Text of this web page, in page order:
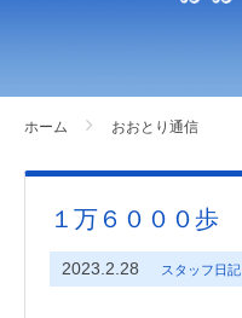
ホーム おおとり通信
１万６０００歩
2023.2.28 スタッフ日記